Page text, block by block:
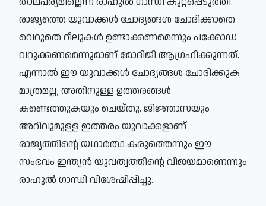
രാജ്യത്തെ യുവാക്കൾ ചോദ്യങ്ങൾ ചോദിക്കാതെ
വെറുതെ റീലുകൾ ഉണ്ടാക്കണമെന്നും പക്കോഡ
വറുക്കണമെന്നുമാണ് മോദിജി ആഗ്രഹിക്കുന്നത്.
എന്നാൽ ഈ യുവാക്കൾ ചോദ്യങ്ങൾ ചോദിക്കുക
മാത്രമല്ല, അതിനുള്ള ഉത്തരങ്ങൾ
കണ്ടെത്തുകയും ചെയ്തു. ജിജ്ഞാസയും
അറിവുമുള്ള ഇത്തരം യുവാക്കളാണ്
രാജ്യത്തിന്റെ യഥാർത്ഥ കരുത്തെന്നും ഈ
സംഭവം ഇന്ത്യൻ യുവത്വത്തിന്റെ വിജയമാണെന്നും
രാഹുൽ ഗാന്ധി വിശേഷിപ്പിച്ചു.